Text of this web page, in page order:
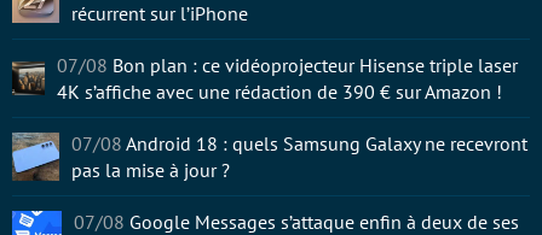
récurrent sur l’iPhone
07/08 Bon plan : ce vidéoprojecteur Hisense triple laser
4K s’affiche avec une rédaction de 390 € sur Amazon !
07/08 Android 18 : quels Samsung Galaxy ne recevront
pas la mise à jour ?
07/08 Google Messages s’attaque enfin à deux de ses